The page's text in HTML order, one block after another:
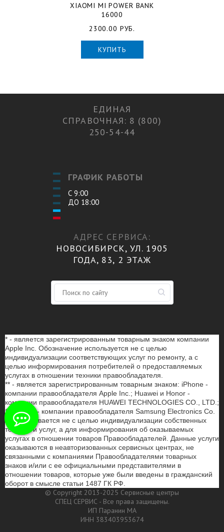
XIAOMI MI POWER BANK
16000
2300.00 РУБ.
КУПИТЬ
ЕДИНАЯ
СПРАВОЧНАЯ: 8 (800)
250-54-44
ГРАФИК РАБОТЫ
С 9:00
ДО 18:00
АДРЕС СЕРВИСА:
НОВОСИБИРСК, УЛ. 1905
ГОДА, 83, 2 ЭТАЖ
* - является зарегистрированным товарным знаком компании
Apple Inc. Обозначение используется не с целью
индивидуализации соответствующих услуг по ремонту, а с
целью информирования потребителей о предоставляемых
услугах в отношении техники правообладателя.
** - является зарегистрированным товарным знаком: iPhone -
компании правообладателя Apple Inc.; Huawei и Honor -
компании правообладателя HUAWEI TECHNOLOGIES CO., LTD.;
Samsung - компании правообладателя Samsung Electronics Co.
Ltd. Указывается не с целью индивидуализации собственных
товаров и услуг, а для информирования об оказываемых
услугах в отношении товаров Правообладателей. Данные услуги
оказываются в неавторизованных сервисных центрах, не
связанными с компаниями Правообладателями товарных
знаков и/или с ее официальными представителями в
отношении товаров, которые уже были введены в гражданский
оборот в смысле статьи 1487 ГК РФ.
© Copyright 2013-2025 Сервисные центры
СПЕЦ СЕРВИС - Все права защищены.
ИП Паранин МА
ИНН 383403953674